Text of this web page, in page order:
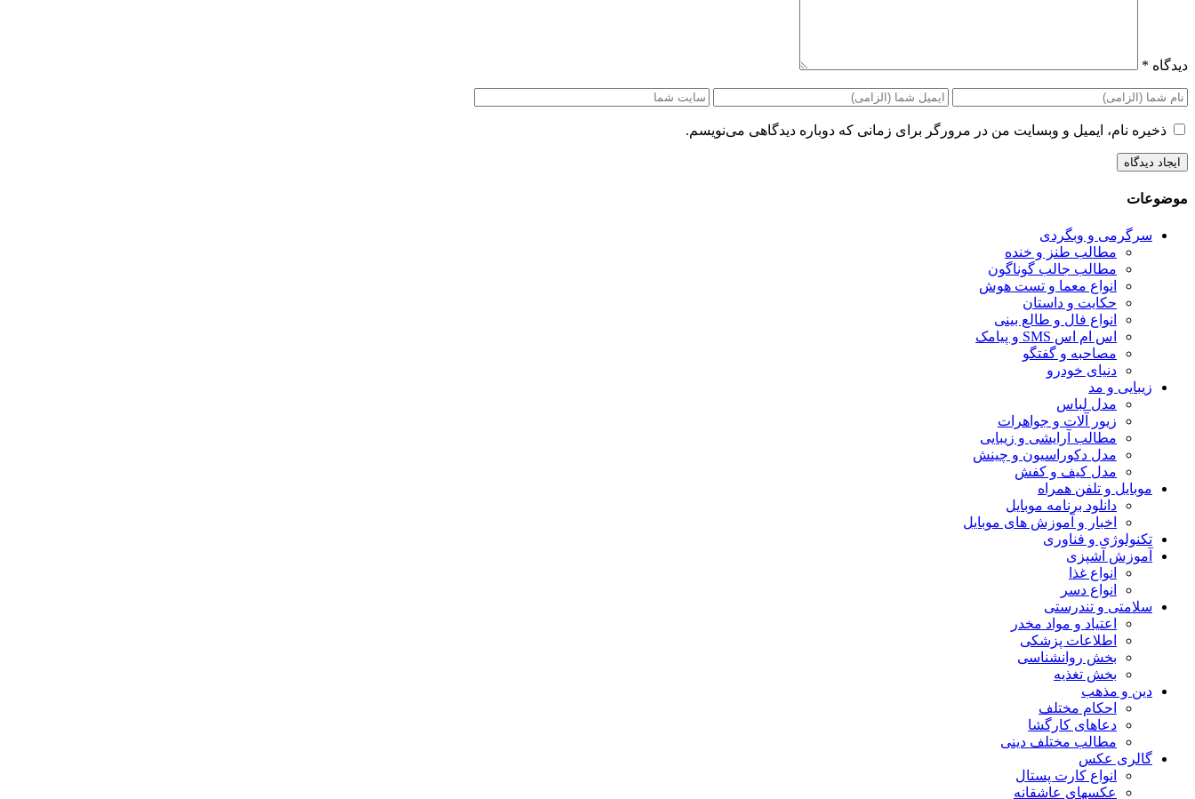
دیدگاه *
ذخیره نام، ایمیل و وبسایت من در مرورگر برای زمانی که دوباره دیدگاهی می‌نویسم.
موضوعات
سرگرمی و وبگردی
مطالب طنز و خنده
مطالب جالب گوناگون
انواع معما و تست هوش
حکایت و داستان
انواع فال و طالع بینی
اس ام اس SMS و پیامک
مصاحبه و گفتگو
دنیای خودرو
زیبایی و مد
مدل لباس
زیور آلات و جواهرات
مطالب آرایشی و زیبایی
مدل دکوراسیون و چینش
مدل کیف و کفش
موبایل و تلفن همراه
دانلود برنامه موبایل
اخبار و آموزش های موبایل
تکنولوژی و فناوری
آموزش آشپزی
انواع غذا
انواع دسر
سلامتی و تندرستی
اعتیاد و مواد مخدر
اطلاعات پزشکی
بخش روانشناسی
بخش تغذیه
دین و مذهب
احکام مختلف
دعاهای کارگشا
مطالب مختلف دینی
گالری عکس
انواع کارت پستال
عکسهای عاشقانه